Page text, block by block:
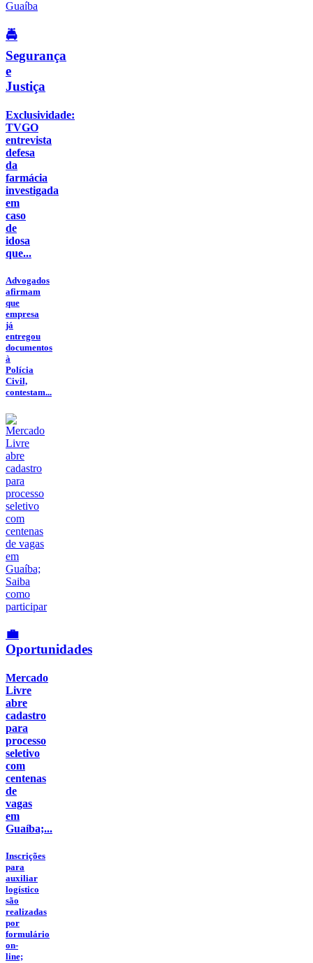
🚔
Segurança
e
Justiça
Exclusividade:
TVGO
entrevista
defesa
da
farmácia
investigada
em
caso
de
idosa
que...
Advogados
afirmam
que
empresa
já
entregou
documentos
à
Polícia
Civil,
contestam...
💼
Oportunidades
Mercado
Livre
abre
cadastro
para
processo
seletivo
com
centenas
de
vagas
em
Guaíba;...
Inscrições
para
auxiliar
logístico
são
realizadas
por
formulário
on-
line;